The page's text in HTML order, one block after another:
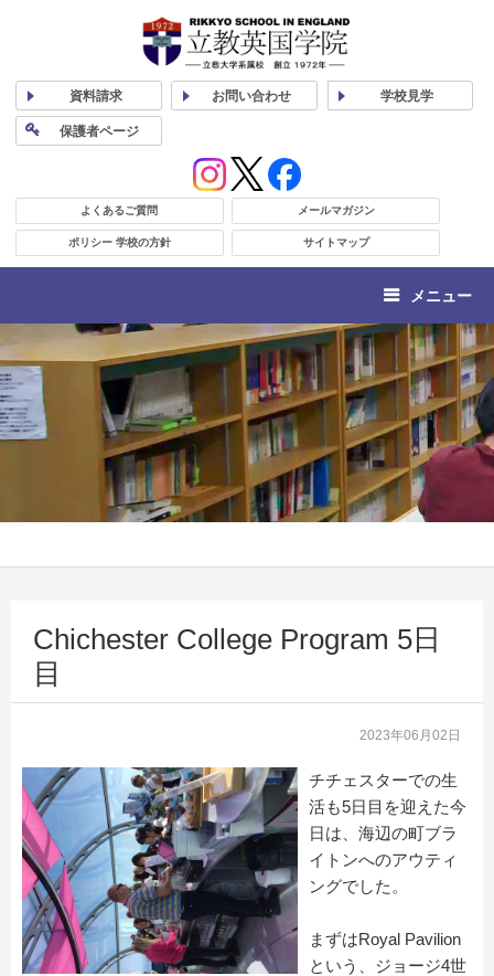
資料請求 お問い合わせ 学校見学
保護者ページ
よくあるご質問 メールマガジン
ポリシー 学校の方針 サイトマップ
メニュー
Chichester College Program 5日
目
2023年06月02日
チチェスターでの生
活も5日目を迎えた今
日は、 海辺の町ブラ
イトンへのアウティ
ングでした。
まずはRoyal Pavilion
という、 ジョージ4世